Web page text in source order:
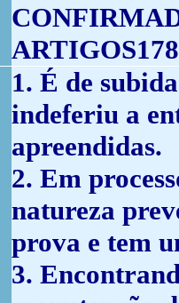
1. É de
indeferiu a
apreendidas.
2. Em
natureza
prova e tem
3.